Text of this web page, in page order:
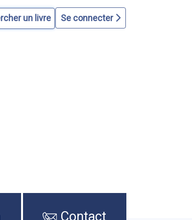
Se connecter
Contact